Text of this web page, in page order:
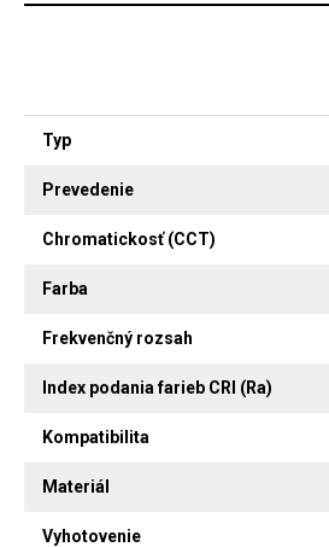
Typ
Prevedenie
Chromatickosť (CCT)
Farba
Frekvenčný rozsah
Index podania farieb CRI (Ra)
Kompatibilita
Materiál
Vyhotovenie